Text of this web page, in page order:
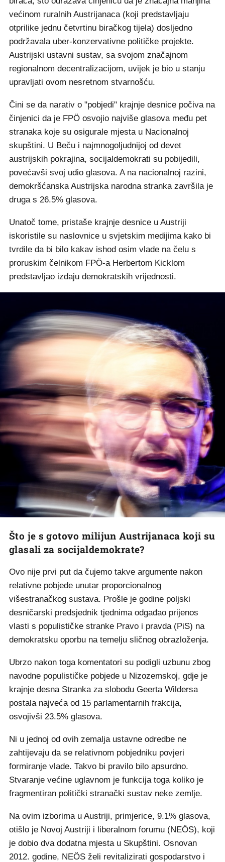
većinom ruralnih Austrijanaca (koji predstavljaju
otprilike jednu četvrtinu biračkog tijela) dosljedno
podržavala uber-konzervativne političke projekte.
Austrijski ustavni sustav, sa svojom značajnom
regionalnom decentralizacijom, uvijek je bio u stanju
upravljati ovom nesretnom stvarnošću.
Čini se da narativ o "pobjedi" krajnje desnice počiva na
činjenici da je FPÖ osvojio najviše glasova među pet
stranaka koje su osigurale mjesta u Nacionalnoj
skupštini. U Beču i najmnogoljudnijoj od devet
austrijskih pokrajina, socijaldemokrati su pobijedili,
povećavši svoj udio glasova. A na nacionalnoj razini,
demokršćanska Austrijska narodna stranka završila je
druga s 26.5% glasova.
Unatoč tome, pristaše krajnje desnice u Austriji
iskoristile su naslovnice u svjetskim medijima kako bi
tvrdile da bi bilo kakav ishod osim vlade na čelu s
proruskim čelnikom FPÖ-a Herbertom Kicklom
predstavljao izdaju demokratskih vrijednosti.
Što je s gotovo milijun Austrijanaca koji su
glasali za socijaldemokrate?
Ovo nije prvi put da čujemo takve argumente nakon
relativne pobjede unutar proporcionalnog
višestranačkog sustava. Prošle je godine poljski
desničarski predsjednik tjednima odgađao prijenos
vlasti s populističke stranke Pravo i pravda (PiS) na
demokratsku oporbu na temelju sličnog obrazloženja.
Ubrzo nakon toga komentatori su podigli uzbunu zbog
navodne populističke pobjede u Nizozemskoj, gdje je
krajnje desna Stranka za slobodu Geerta Wildersa
postala najveća od 15 parlamentarnih frakcija,
osvojivši 23.5% glasova.
Ni u jednoj od ovih zemalja ustavne odredbe ne
zahtijevaju da se relativnom pobjedniku povjeri
formiranje vlade. Takvo bi pravilo bilo apsurdno.
Stvaranje većine uglavnom je funkcija toga koliko je
fragmentiran politički stranački sustav neke zemlje.
Na ovim izborima u Austriji, primjerice, 9.1% glasova,
otišlo je Novoj Austriji i liberalnom forumu (NEÖS), koji
je dobio dva dodatna mjesta u Skupštini. Osnovan
2012. godine, NEÖS želi revitalizirati gospodarstvo i